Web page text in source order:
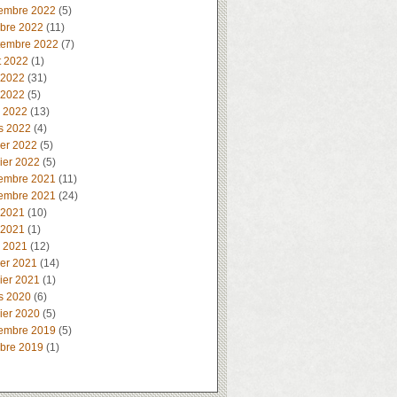
2022 (5)
2022 (11)
2022 (7)
2022 (1)
(31)
(5)
2022 (13)
2022 (4)
2022 (5)
2022 (5)
2021 (11)
2021 (24)
(10)
(1)
2021 (12)
2021 (14)
2021 (1)
2020 (6)
2020 (5)
2019 (5)
2019 (1)